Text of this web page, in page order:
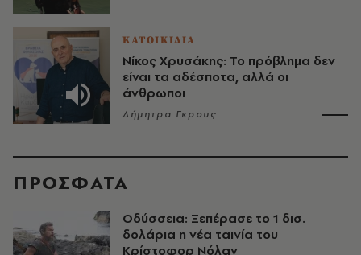
ΚΑΤΟΙΚΙΔΙΑ
Νίκος Χρυσάκης: Το πρόβλημα δεν
είναι τα αδέσποτα, αλλά οι
άνθρωποι
Δήμητρα Γκρους
ΠΡΟΣΦΑΤΑ
Οδύσσεια: Ξεπέρασε το 1 δισ.
δολάρια η νέα ταινία του
Κρίστοφορ Νόλαν